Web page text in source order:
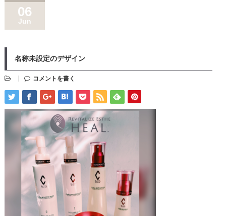
06
Jun
名称未設定のデザイン
コメントを書く